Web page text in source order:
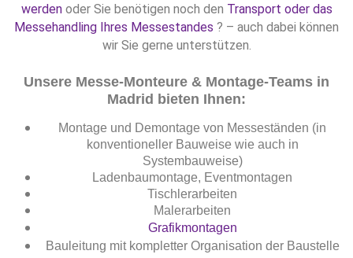
werdenoder Sie benötigen noch den Transport oder das
Messehandling Ihres Messestandes ? – auch dabei können
wir Sie gerne unterstützen.
Unsere Messe-Monteure & Montage-Teams in
Madrid bieten Ihnen:
Montage und Demontage von Messeständen (in
konventioneller Bauweise wie auch in
Systembauweise)
Ladenbaumontage, Eventmontagen
Tischlerarbeiten
Malerarbeiten
Grafikmontagen
Bauleitung mit kompletter Organisation der Baustelle